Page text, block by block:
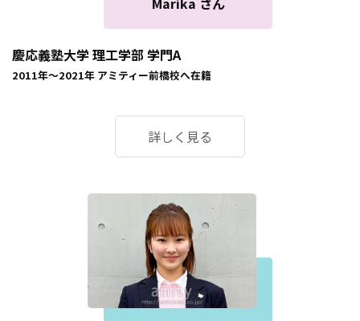
慶応義塾大学 理工学部 学門A
2011年～2021年 アミティー前橋校へ在籍
詳しく見る